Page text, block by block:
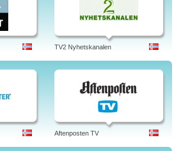
TV2 Nyhetskanalen
Aftenposten TV